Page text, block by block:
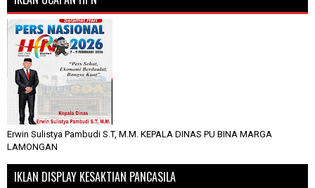
Erwin Sulistya Pambudi S.T, M.M. KEPALA DINAS PU BINA MARGA
LAMONGAN
IKLAN DISPLAY KESAKTIAN PANCASILA